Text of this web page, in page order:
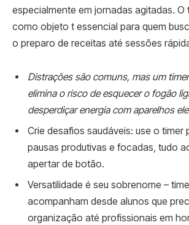
especialmente em jornadas agitadas. O
como objeto t essencial para quem
o preparo de receitas até sessões
Distrações são comuns, mas um
elimina o risco de esquecer o fogão
desperdiçar energia com aparelhos
Crie desafios saudáveis: use o timer
pausas produtivas e focadas, tudo
apertar de botão.
Versatilidade é seu sobrenome –
acompanham desde alunos que
organização até profissionais em